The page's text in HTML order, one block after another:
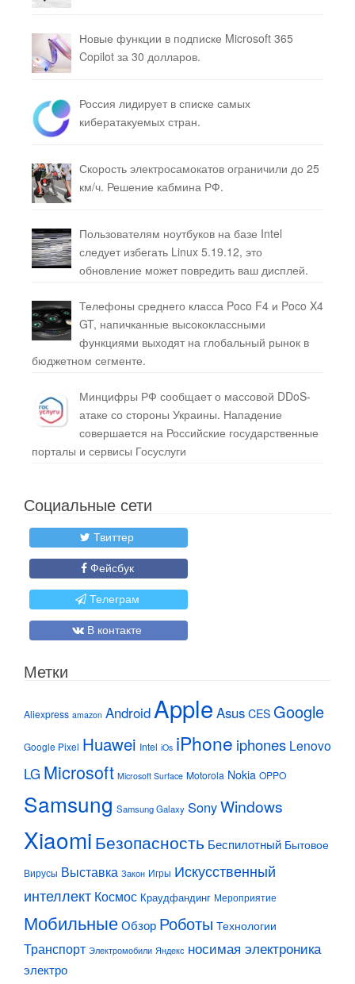
Новые функции в подписке Microsoft 365
Copilot за 30 долларов.
Россия лидирует в списке самых
кибератакуемых стран.
Скорость электросамокатов ограничили до 25
км/ч. Решение кабмина РФ.
Пользователям ноутбуков на базе Intel
следует избегать Linux 5.19.12, это
обновление может повредить ваш дисплей.
Телефоны среднего класса Poco F4 и Poco X4
GT, напичканные высококлассными
функциями выходят на глобальный рынок в
бюджетном сегменте.
Минцифры РФ сообщает о массовой DDoS-
атаке со стороны Украины. Нападение
совершается на Российские государственные
порталы и сервисы Госуслуги
Социальные сети
Твиттер
Фейсбук
Телеграм
В контакте
Метки
Aliexpress amazon Android Apple Asus CES Google
Google Pixel Huawei Intel iOs iPhone iphones Lenovo
LG Microsoft Microsoft Surface Motorola Nokia OPPO
Samsung Samsung Galaxy SonyWindows
Xiaomi Безопасность Беспилотный Бытовое
Вирусы Выставка Закон Игры Искусственный
интеллект Космос Краудфандинг Мероприятие
МобильныеОбзор Роботы Технологии
Транспорт Электромобили Яндекс носимая электроника
электро